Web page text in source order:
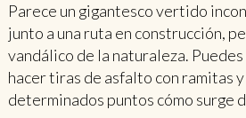
Parece un gigantesco vertido
junto a una ruta en construcción,
vandálico de la naturaleza.
hacer tiras de asfalto con ramitas
determinados puntos cómo surge